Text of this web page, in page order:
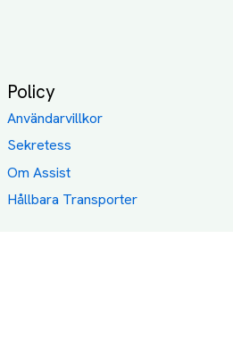
Policy
Användarvillkor
Sekretess
Om Assist
Hållbara Transporter